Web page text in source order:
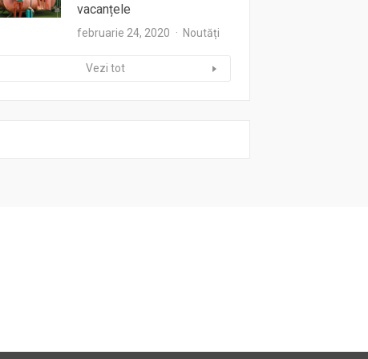
vacanțele
februarie 24, 2020 Noutăți
Vezi tot